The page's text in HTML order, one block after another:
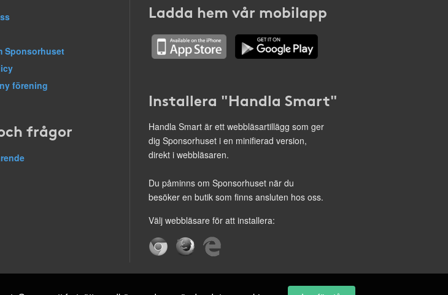
Sponsorhuset
förening
frågor
Ladda hem vår mobilapp
Installera "Handla Smart"
Handla Smart är ett webbläsartillägg som ger
dig Sponsorhuset i en minifierad version,
direkt i webbläsaren.
Du påminns om Sponsorhuset när du
besöker en butik som finns ansluten hos oss.
Välj webbläsare för att installera: